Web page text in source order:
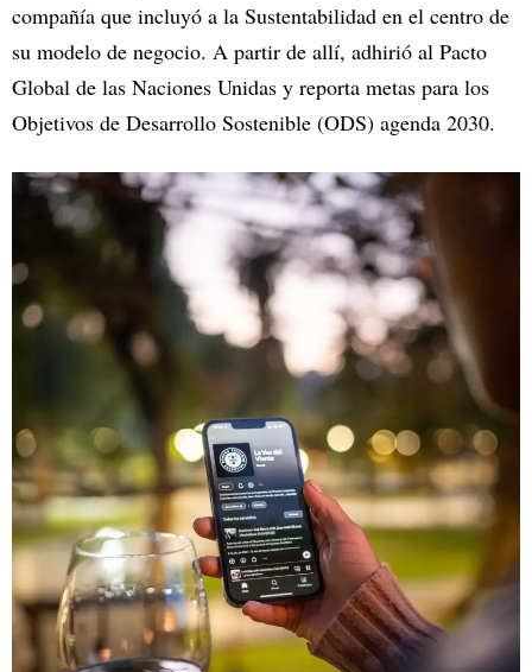
compañía que incluyó a la Sustentabilidad en el centro de
su modelo de negocio. A partir de allí, adhirió al Pacto
Global de las Naciones Unidas y reporta metas para los
Objetivos de Desarrollo Sostenible (ODS) agenda 2030.